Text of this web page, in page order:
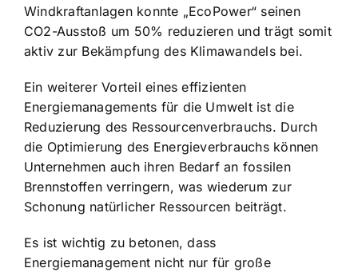
Windkraftanlagen konnte „EcoPower“ seinen
CO2-Ausstoß um 50% reduzieren und trägt somit
aktiv zur Bekämpfung des Klimawandels bei.
Ein weiterer Vorteil eines effizienten
Energiemanagements für die Umwelt ist die
Reduzierung des Ressourcenverbrauchs. Durch
die Optimierung des Energieverbrauchs können
Unternehmen auch ihren Bedarf an fossilen
Brennstoffen verringern, was wiederum zur
Schonung natürlicher Ressourcen beiträgt.
Es ist wichtig zu betonen, dass
Energiemanagement nicht nur für große